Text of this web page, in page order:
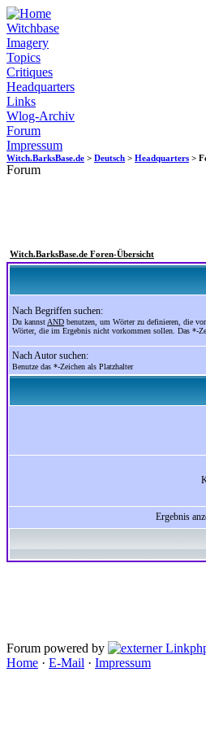
Witchbase
Imagery
Topics
Critiques
Headquarters
Links
Wlog-Archiv
Forum
Impressum
Witch.BarksBase.de > Deutsch > Headquarters >
Forum
Witch.BarksBase.de Foren-Übersicht
Nach Begriffen suchen:
Du kannst AND benutzen, um Wörter zu definieren, die
Wörter, die im Ergebnis nicht vorkommen sollen. Das *-
Nach Autor suchen:
Benutze das *-Zeichen als Platzhalter
Ergebnis
Forum powered by
Home · E-Mail · Impressum